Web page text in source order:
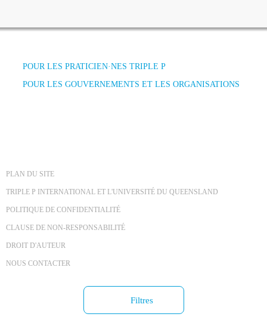
Filtres
POUR LES PRATICIEN·NES TRIPLE P
POUR LES GOUVERNEMENTS ET LES ORGANISATIONS
PLAN DU SITE
TRIPLE P INTERNATIONAL ET L'UNIVERSITÉ DU QUEENSLAND
POLITIQUE DE CONFIDENTIALITÉ
CLAUSE DE NON-RESPONSABILITÉ
DROIT D'AUTEUR
NOUS CONTACTER